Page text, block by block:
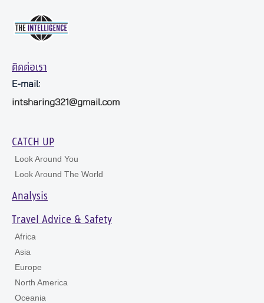
ติดต่อเรา
E-mail:
intsharing321@gmail.com
CATCH UP
Look Around You
Look Around The World
Analysis
Travel Advice & Safety
Africa
Asia
Europe
North America
Oceania